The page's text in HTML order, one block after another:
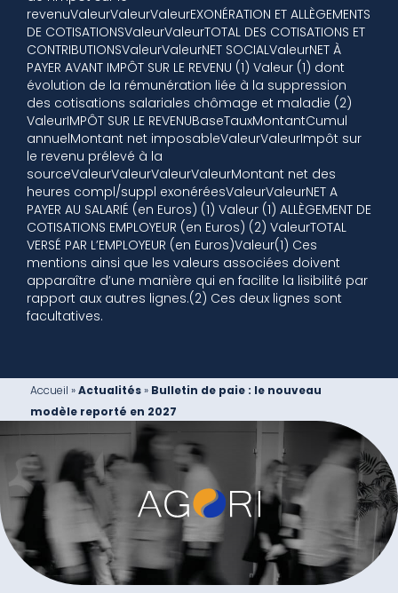
revenuValeurValeurValeurEXONÉRATION ET ALLÈGEMENTS
DE COTISATIONSValeurValeurTOTAL DES COTISATIONS ET
CONTRIBUTIONSValeurValeurNET SOCIALValeurNET À
PAYER AVANT IMPÔT SUR LE REVENU (1) Valeur (1) dont
évolution de la rémunération liée à la suppression
des cotisations salariales chômage et maladie (2)
ValeurIMPÔT SUR LE REVENUBaseTauxMontantCumul
annuelMontant net imposableValeurValeurImpôt sur
le revenu prélevé à la
sourceValeurValeurValeurValeurMontant net des
heures compl/suppl exonéréesValeurValeurNET A
PAYER AU SALARIÉ (en Euros) (1) Valeur (1) ALLÈGEMENT DE
COTISATIONS EMPLOYEUR (en Euros) (2) ValeurTOTAL
VERSÉ PAR L’EMPLOYEUR (en Euros)Valeur(1) Ces
mentions ainsi que les valeurs associées doivent
apparaître d’une manière qui en facilite la lisibilité par
rapport aux autres lignes.(2) Ces deux lignes sont
facultatives.
Accueil »Actualités» Bulletin de paie : le nouveau
modèle reporté en 2027